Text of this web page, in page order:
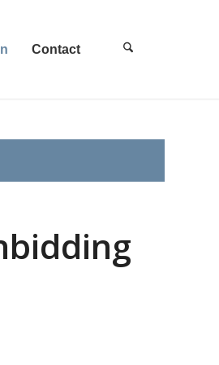
Contact